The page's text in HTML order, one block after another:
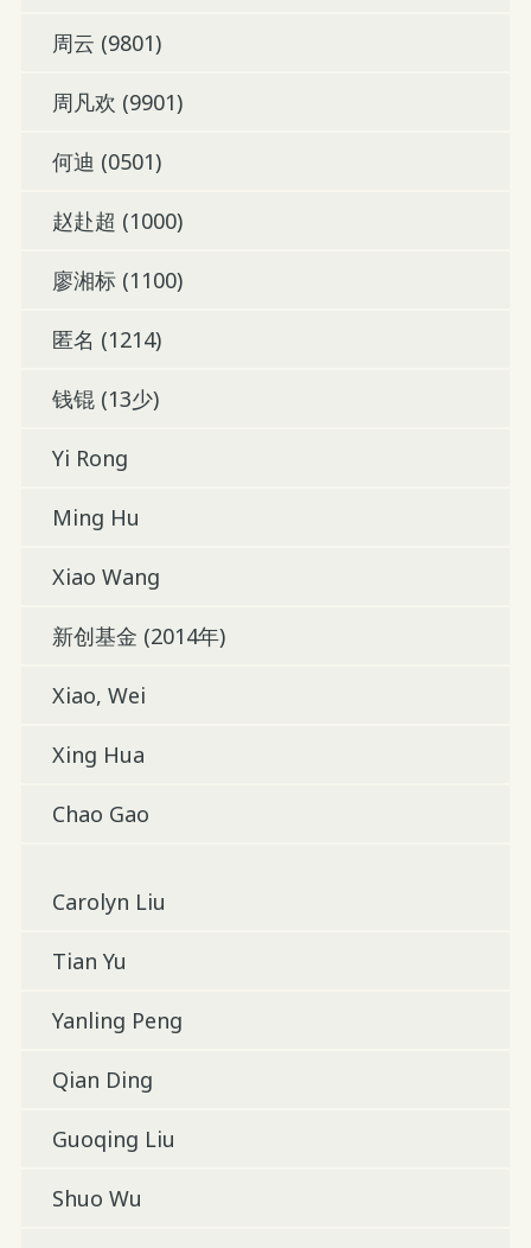
周云 (9801)
周凡欢 (9901)
何迪 (0501)
赵赴超 (1000)
廖湘标 (1100)
匿名 (1214)
钱锟 (13少)
Yi Rong
Ming Hu
Xiao Wang
新创基金 (2014年)
Xiao, Wei
Xing Hua
Chao Gao
Carolyn Liu
Tian Yu
Yanling Peng
Qian Ding
Guoqing Liu
Shuo Wu